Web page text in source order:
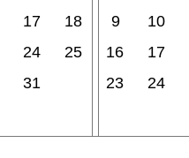
17
18
24
25
31
9
10
16
17
23
24